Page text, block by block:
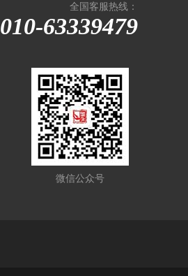
全国客服热线：
010-63339479
微信公众号